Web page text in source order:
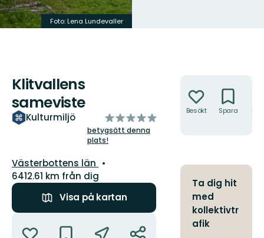
Foto: Lena Lundevaller
Klitvallens
sameviste
Kulturmiljö
av
5
stjärnor
betygsätt denna
plats!
Län:
Västerbottens län
6412.61 km från dig
Visa på kartan
Besökt Spara
Ta dig hit
med
kollektivtr
afik